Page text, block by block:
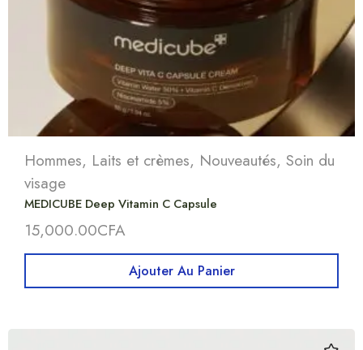
Hommes, Laits et crèmes, Nouveautés, Soin du
visage
MEDICUBE Deep Vitamin C Capsule
15,000.00CFA
Ajouter Au Panier